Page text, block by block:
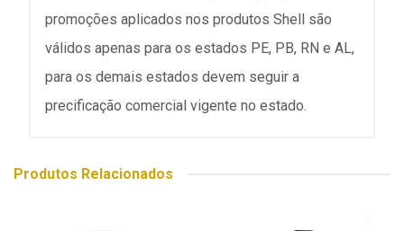
promoções aplicados nos produtos Shell são
válidos apenas para os estados PE, PB, RN e AL,
para os demais estados devem seguir a
precificação comercial vigente no estado.
Produtos Relacionados